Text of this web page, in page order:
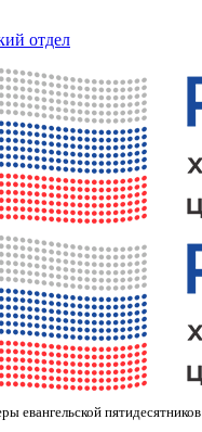
отдел
евангельской пятидесятников